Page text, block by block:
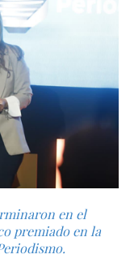
en el
premiado en la